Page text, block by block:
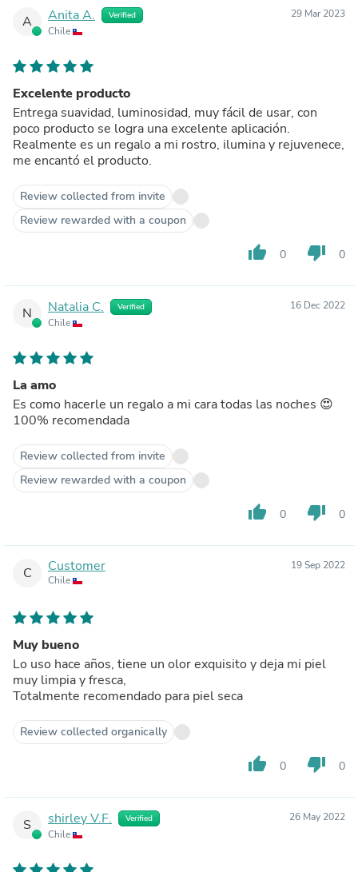
A Anita A. Verified
Chile
29 Mar 2023
Excelente producto
Entrega suavidad, luminosidad, muy fácil de usar, con
poco producto se logra una excelente aplicación.
Realmente es un regalo a mi rostro, ilumina y rejuvenece,
me encantó el producto.
Review collected from invite
Review rewarded with a coupon
thumb_up 0 thumb_down 0
N Natalia C. Verified
Chile
16 Dec 2022
La amo
Es como hacerle un regalo a mi cara todas las noches 😍
100% recomendada
Review collected from invite
Review rewarded with a coupon
thumb_up 0 thumb_down 0
C Customer
Chile
19 Sep 2022
Muy bueno
Lo uso hace años, tiene un olor exquisito y deja mi piel
muy limpia y fresca,
Totalmente recomendado para piel seca
Review collected organically
thumb_up 0 thumb_down 0
S shirley V.F. Verified
Chile
26 May 2022